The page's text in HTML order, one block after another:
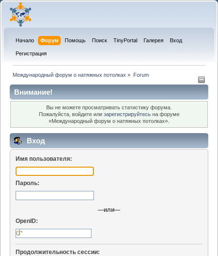
Начало Форум Помощь Поиск TinyPortal Галерея Вход
Регистрация
Международный форум о натяжных потолках » Forum
Внимание!
Вы не можете просматривать статистику форума.
Пожалуйста, войдите или зарегистрируйтесьна форуме
«Международный форум о натяжных потолках».
Вход
Имя пользователя:
Пароль:
—или—
OpenID:
Продолжительность сессии: